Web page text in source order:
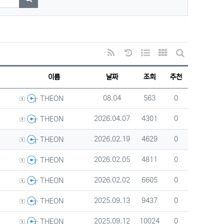
검색하기
RSS
날짜순 정렬
웹진 스타일갤러리 스타일
게시판 검색
이름 날짜 조회 추천
등록자THEON 등록일
08.04 조회
563 추천
0
등록자THEON 등록일
2026.04.07 조회
4301 추천
0
등록자THEON 등록일
2026.02.19 조회
4629 추천
0
등록자THEON 등록일
2026.02.05 조회
4811 추천
0
등록자THEON 등록일
2026.02.02 조회
6605 추천
0
등록자THEON 등록일
2025.09.13 조회
9437 추천
0
등록자THEON 등록일
2025.09.12 조회
10024 추천
0